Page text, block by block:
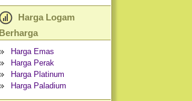
Harga Logam
Berharga
Harga Emas
Harga Perak
Harga Platinum
Harga Paladium